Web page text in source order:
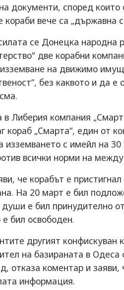
документи, според
кораби вече са „държавна
се Донецка
две корабни
на движимо
без каквото и да
в Либерия компания
кораб „Смарта“, един от
изземването с имейл на
всички норми на
че корабът е
На 20 март е бил
е бил принудително
бил освободен.
другият конфискуван
на базираната в
отказа коментар и заяви,
информация.